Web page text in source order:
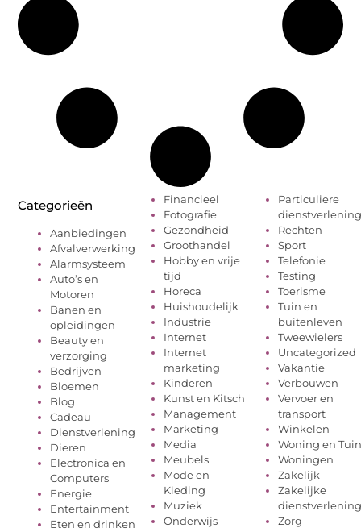
Categorieën
Aanbiedingen
Afvalverwerking
Alarmsysteem
Auto’s en
Motoren
Banen en
opleidingen
Beauty en
verzorging
Bedrijven
Bloemen
Blog
Cadeau
Dienstverlening
Dieren
Electronica en
Computers
Energie
Entertainment
Eten en drinken
Financieel
Fotografie
Gezondheid
Groothandel
Hobby en vrije
tijd
Horeca
Huishoudelijk
Industrie
Internet
Internet
marketing
Kinderen
Kunst en Kitsch
Management
Marketing
Media
Meubels
Mode en
Kleding
Muziek
Onderwijs
Particuliere
dienstverlening
Rechten
Sport
Telefonie
Testing
Toerisme
Tuin en
buitenleven
Tweewielers
Uncategorized
Vakantie
Verbouwen
Vervoer en
transport
Winkelen
Woning en Tuin
Woningen
Zakelijk
Zakelijke
dienstverlening
Zorg